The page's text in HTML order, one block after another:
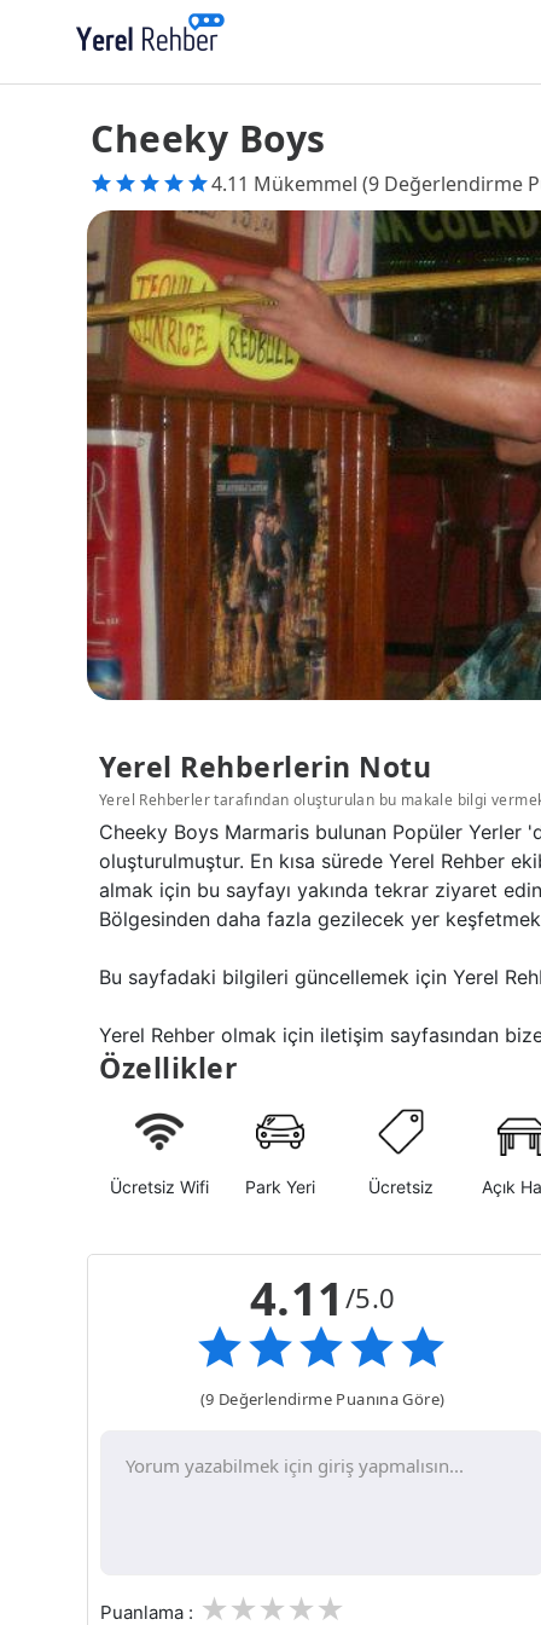
Cheeky Boys
4.11 Mükemmel (9 Değerlendirme
Yerel Rehberlerin Notu
Yerel Rehberler tarafından oluşturulan bu makale bilgi
Cheeky Boys Marmaris bulunan Popüler Yerler
oluşturulmuştur. En kısa sürede Yerel Rehber
almak için bu sayfayı yakında tekrar ziyaret
Bölgesinden daha fazla gezilecek yer
Bu sayfadaki bilgileri güncellemek için Yerel
Yerel Rehber olmak için iletişim sayfasından
Özellikler
Ücretsiz Wifi Park Yeri Ücretsiz Açık
4.11 /5.0
(9 Değerlendirme Puanına Göre)
Puanlama : 3
2
1